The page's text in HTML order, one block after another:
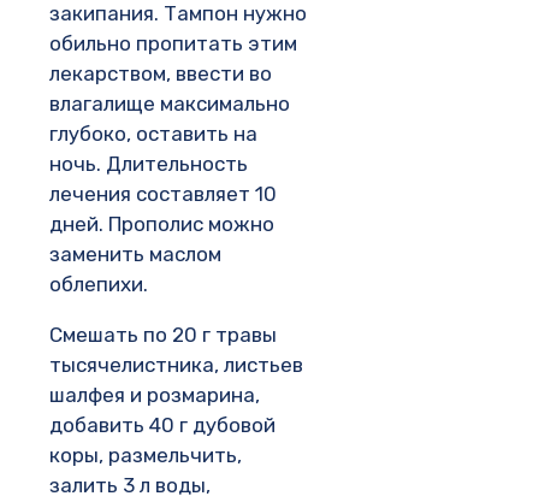
закипания. Тампон нужно
обильно пропитать этим
лекарством, ввести во
влагалище максимально
глубоко, оставить на
ночь. Длительность
лечения составляет 10
дней. Прополис можно
заменить маслом
облепихи.
Смешать по 20 г травы
тысячелистника, листьев
шалфея и розмарина,
добавить 40 г дубовой
коры, размельчить,
залить 3 л воды,